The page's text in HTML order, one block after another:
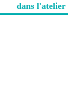
dans l'atelier